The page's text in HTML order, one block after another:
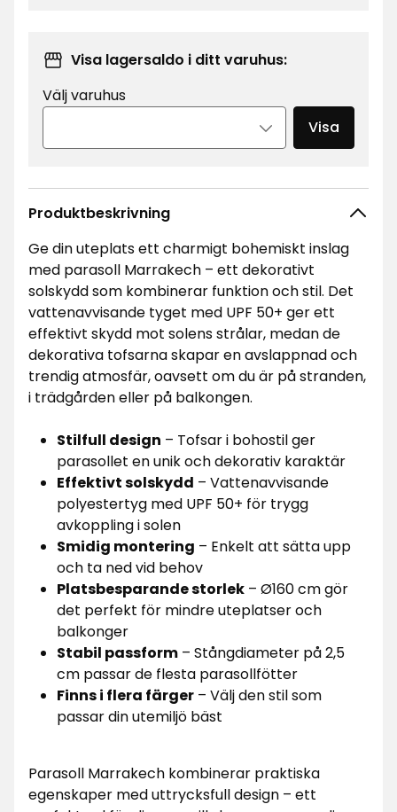
Visa lagersaldo i ditt varuhus:
Välj varuhus
Visa
Produktbeskrivning
Ge din uteplats ett charmigt bohemiskt inslag
med parasoll Marrakech – ett dekorativt
solskydd som kombinerar funktion och stil. Det
vattenavvisande tyget med UPF 50+ ger ett
effektivt skydd mot solens strålar, medan de
dekorativa tofsarna skapar en avslappnad och
trendig atmosfär, oavsett om du är på stranden,
i trädgården eller på balkongen.
Stilfull design – Tofsar i bohostil ger
parasollet en unik och dekorativ karaktär
Effektivt solskydd – Vattenavvisande
polyestertyg med UPF 50+ för trygg
avkoppling i solen
Smidig montering – Enkelt att sätta upp
och ta ned vid behov
Platsbesparande storlek – Ø160 cm gör
det perfekt för mindre uteplatser och
balkonger
Stabil passform – Stångdiameter på 2,5
cm passar de flesta parasollfötter
Finns i flera färger – Välj den stil som
passar din utemiljö bäst
Parasoll Marrakech kombinerar praktiska
egenskaper med uttrycksfull design – ett